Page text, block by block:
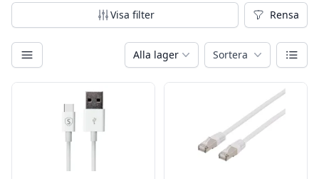
Visa filter Rensa
Rensa
Kategorier Alla lager Sortera Växla
Filter
Produkter